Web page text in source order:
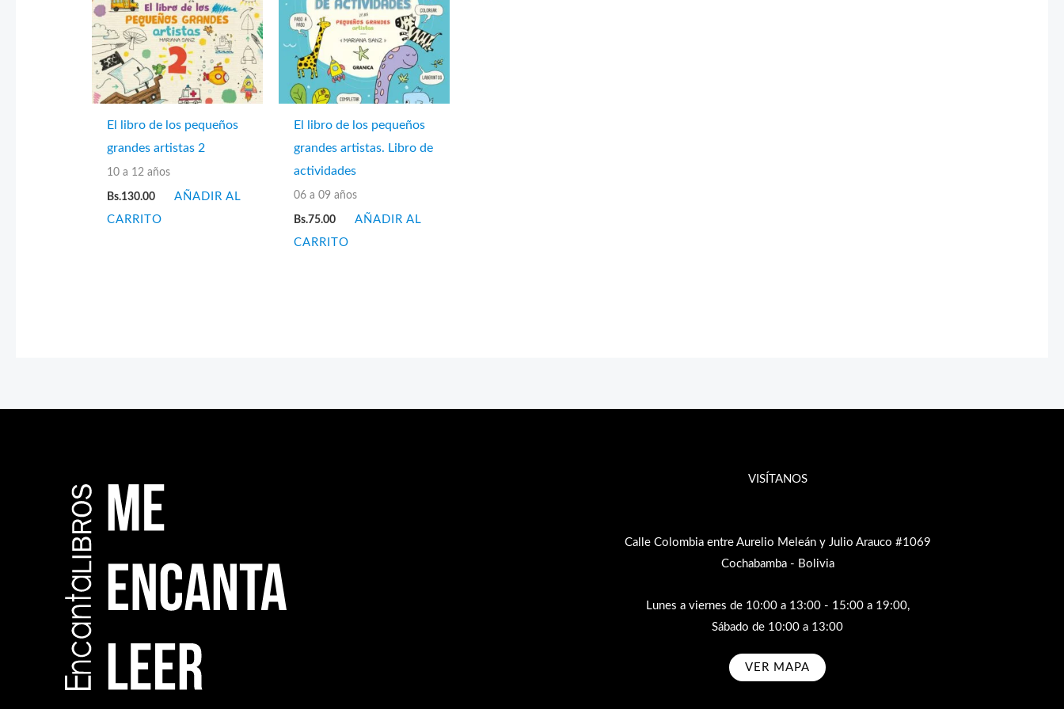
El libro de los pequeños
grandes artistas 2
10 a 12 años
Bs.130.00
AÑADIR AL
CARRITO
El libro de los pequeños
grandes artistas. Libro de
actividades
06 a 09 años
Bs.75.00
AÑADIR AL
CARRITO
VISÍTANOS
Calle Colombia entre Aurelio Meleán y Julio Arauco #1069
Cochabamba - Bolivia
Lunes a viernes de 10:00 a 13:00 - 15:00 a 19:00,
Sábado de 10:00 a 13:00
VER MAPA